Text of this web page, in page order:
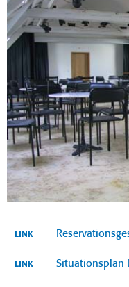
LINK
LINK Situationsplan